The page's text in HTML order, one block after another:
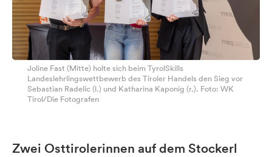
Joline Fast (Mitte) holte sich beim TyrolSkills
Landeslehrlingswettbewerb des Tiroler Handels den Sieg vor
Sebastian Radelic (l.) und Katharina Kaponig (r.). Foto: WK
Tirol/Die Fotografen
Zwei Osttirolerinnen auf dem Stockerl